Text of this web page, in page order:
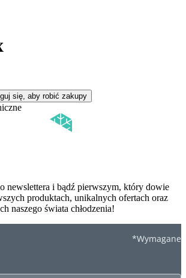
się, aby robić zakupy
newslettera i bądź pierwszym, który dowie
produktach, unikalnych ofertach oraz
naszego świata chłodzenia!
*Wymagane